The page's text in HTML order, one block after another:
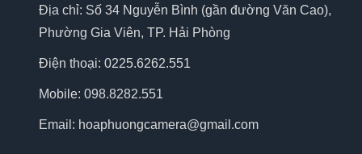
Địa chỉ: Số 34 Nguyễn Bình (gần đường Văn Cao),
Phường Gia Viên, TP. Hải Phòng
Điện thoại: 0225.6262.551
Mobile: 098.8282.551
Email: hoaphuongcamera@gmail.com